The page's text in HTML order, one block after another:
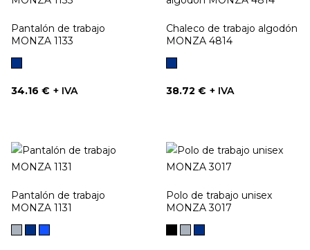
Pantalón de trabajo
MONZA 1133
Marino
Precio
34.16 € + IVA
Chaleco de trabajo algodón
MONZA 4814
Marino
Precio
38.72 € + IVA
Pantalón de trabajo
MONZA 1131
GrisMarinoAzulina
Polo de trabajo unisex
MONZA 3017
Negro
GrisMarino